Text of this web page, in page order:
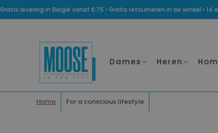
Gratis levering in België vanaf €75 • Gratis retourneren in de winkel •
Dames Heren
Home For a conscious lifestyle